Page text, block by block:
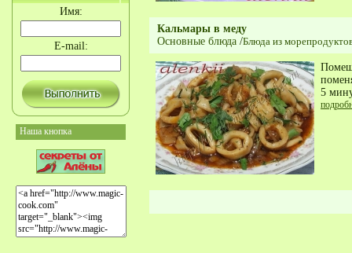
Имя:
E-mail:
Наша кнопка
Кальмары в меду
Основные блюда /Блюда из
5